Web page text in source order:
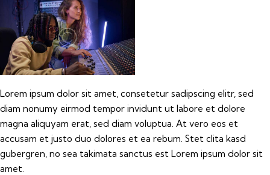
Lorem ipsum dolor sit amet, consetetur sadipscing elitr, sed
diam nonumy eirmod tempor invidunt ut labore et dolore
magna aliquyam erat, sed diam voluptua. At vero eos et
accusam et justo duo dolores et ea rebum. Stet clita kasd
gubergren, no sea takimata sanctus est Lorem ipsum dolor sit
amet.